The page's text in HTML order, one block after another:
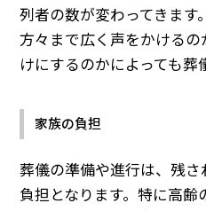
列者の数が変わってきます
方々まで広く声をかける
けにするのかによっても葬
家族の負担
葬儀の準備や進行は、残
負担となります。特に高